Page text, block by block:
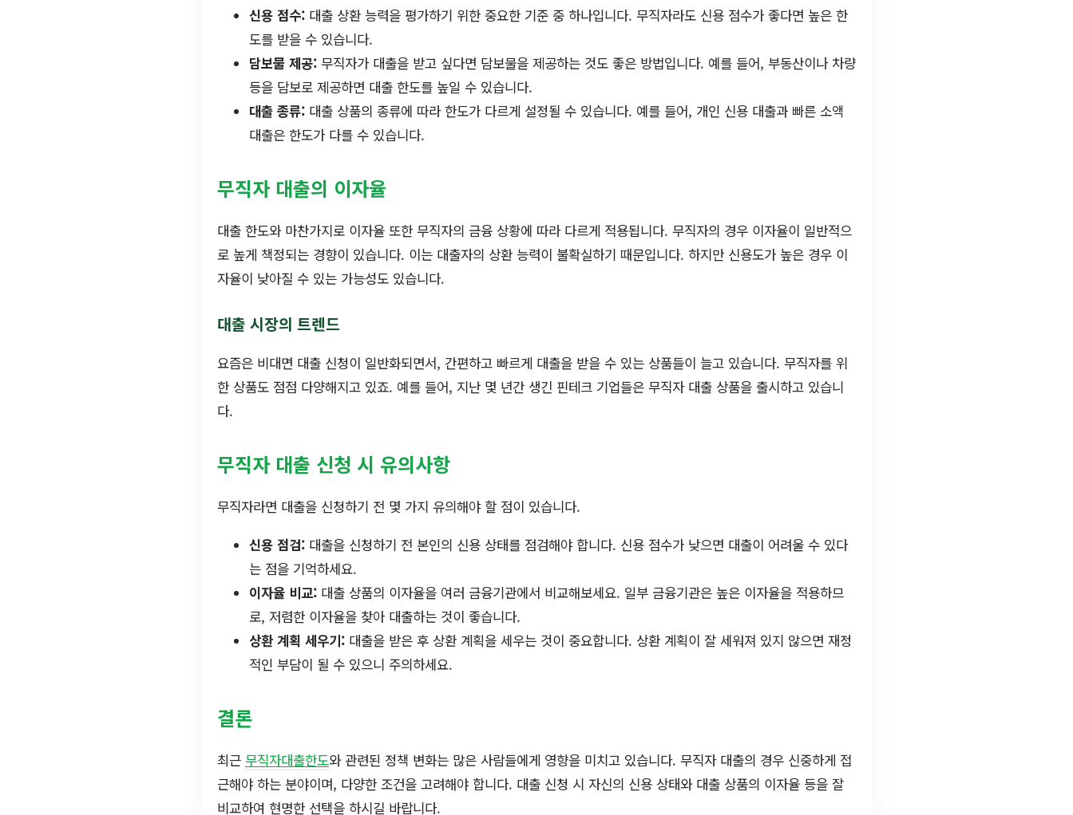
신용 점수: 대출 상환 능력을 평가하기 위한 중요한 기준 중 하나입니다. 무직자라도 신용 점수가 좋다면 높은 한
도를 받을 수 있습니다.
담보물 제공: 무직자가 대출을 받고 싶다면 담보물을 제공하는 것도 좋은 방법입니다. 예를 들어, 부동산이나 차량
등을 담보로 제공하면 대출 한도를 높일 수 있습니다.
대출 종류: 대출 상품의 종류에 따라 한도가 다르게 설정될 수 있습니다. 예를 들어, 개인 신용 대출과 빠른 소액
대출은 한도가 다를 수 있습니다.
무직자 대출의 이자율
대출 한도와 마찬가지로 이자율 또한 무직자의 금융 상황에 따라 다르게 적용됩니다. 무직자의 경우 이자율이 일반적으
로 높게 책정되는 경향이 있습니다. 이는 대출자의 상환 능력이 불확실하기 때문입니다. 하지만 신용도가 높은 경우 이
자율이 낮아질 수 있는 가능성도 있습니다.
대출 시장의 트렌드
요즘은 비대면 대출 신청이 일반화되면서, 간편하고 빠르게 대출을 받을 수 있는 상품들이 늘고 있습니다. 무직자를 위
한 상품도 점점 다양해지고 있죠. 예를 들어, 지난 몇 년간 생긴 핀테크 기업들은 무직자 대출 상품을 출시하고 있습니
다.
무직자 대출 신청 시 유의사항
무직자라면 대출을 신청하기 전 몇 가지 유의해야 할 점이 있습니다.
신용 점검: 대출을 신청하기 전 본인의 신용 상태를 점검해야 합니다. 신용 점수가 낮으면 대출이 어려울 수 있다
는 점을 기억하세요.
이자율 비교: 대출 상품의 이자율을 여러 금융기관에서 비교해보세요. 일부 금융기관은 높은 이자율을 적용하므
로, 저렴한 이자율을 찾아 대출하는 것이 좋습니다.
상환 계획 세우기: 대출을 받은 후 상환 계획을 세우는 것이 중요합니다. 상환 계획이 잘 세워져 있지 않으면 재정
적인 부담이 될 수 있으니 주의하세요.
결론
최근 무직자대출한도와 관련된 정책 변화는 많은 사람들에게 영향을 미치고 있습니다. 무직자 대출의 경우 신중하게 접
근해야 하는 분야이며, 다양한 조건을 고려해야 합니다. 대출 신청 시 자신의 신용 상태와 대출 상품의 이자율 등을 잘
비교하여 현명한 선택을 하시길 바랍니다.